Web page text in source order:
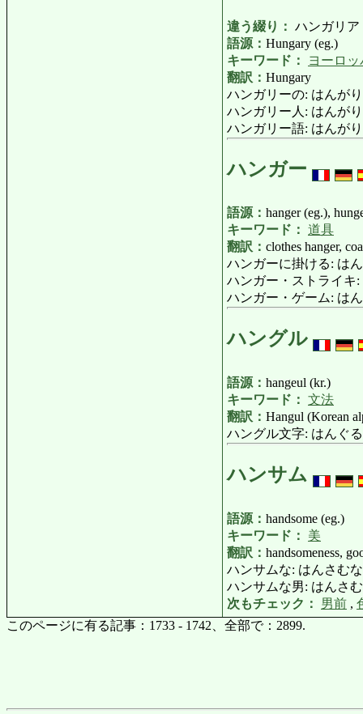
違う綴り： ハンガリア
語源： Hungary (eg.)
キーワード：
ヨーロッ
翻訳： Hungary
ハンガリーの: はんが
ハンガリー人: はんが
ハンガリー語: はんが
ハンガー
語源： hanger (eg.),
キーワード： 道具
翻訳： clothes hanger,
ハンガーに掛ける: は
ハンガー・ストライキ:
ハンガー・ゲーム: は
ハングル
語源： hangeul (kr.)
キーワード： 文法
翻訳： Hangul (Korean
ハングル文字: はんぐ
ハンサム
語源： handsome (eg.)
キーワード：
美
翻訳： handsomeness,
ハンサムな: はんさむな
ハンサムな男: はんさむ
次もチェック：
男前 ,
このページに有る記事：1733 - 1742、全部で：2899.